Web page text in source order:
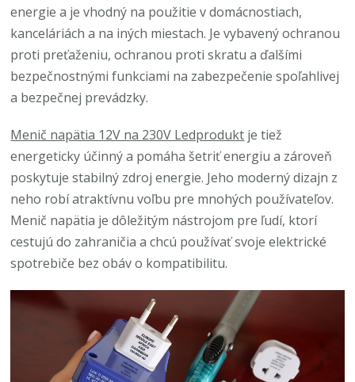
energie a je vhodný na použitie v domácnostiach,
kanceláriách a na iných miestach. Je vybavený ochranou
proti preťaženiu, ochranou proti skratu a ďalšími
bezpečnostnými funkciami na zabezpečenie spoľahlivej
a bezpečnej prevádzky.
Menič napätia 12V na 230V Ledprodukt je tiež
energeticky účinný a pomáha šetriť energiu a zároveň
poskytuje stabilný zdroj energie. Jeho moderný dizajn z
neho robí atraktívnu voľbu pre mnohých používateľov.
Menič napätia je dôležitým nástrojom pre ľudí, ktorí
cestujú do zahraničia a chcú používať svoje elektrické
spotrebiče bez obáv o kompatibilitu.